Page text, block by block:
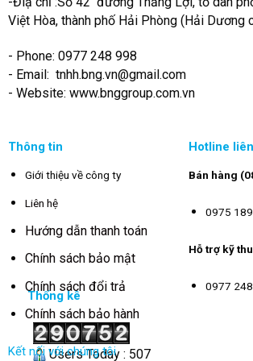
Việt Hòa, thành phố Hải Phòng (Hải Dương
- Phone: 0977 248 998
- Email: tnhh.bng.vn@gmail.com
- Website: www.bnggroup.com.vn
Thông tin
Giới thiệu về công ty
Liên hệ
Hướng dẫn thanh toán
Chính sách bảo mật
Chính sách đổi trả
Chính sách bảo hành
Kết nối với chúng tôi
Hotline
Bán hàng
0975
Hỗ trợ kỹ
0977
Thống kê
Users Today : 507